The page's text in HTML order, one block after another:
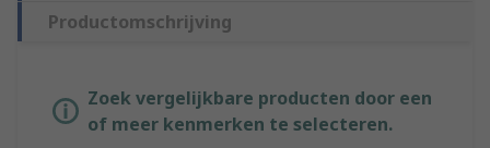
Productomschrijving
Zoek vergelijkbare producten door een
of meer kenmerken te selecteren.